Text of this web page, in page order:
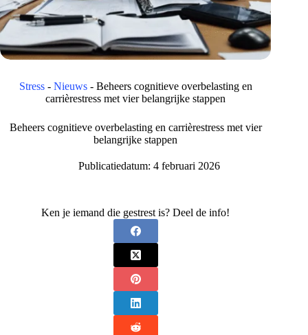
Stress- Nieuws- Beheers cognitieve overbelasting en
carrièrestress met vier belangrijke stappen
Beheers cognitieve overbelasting en carrièrestress met vier
belangrijke stappen
Publicatiedatum: 4 februari 2026
Ken je iemand die gestrest is? Deel de info!